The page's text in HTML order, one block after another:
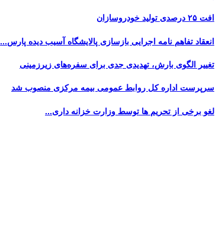
افت ۲۵ درصدی تولید خودروسازان
انعقاد تفاهم نامه اجرایی بازسازی پالایشگاه آسیب دیده پارس...
تغییر الگوی بارش، تهدیدی جدی برای سفره‌های زیرزمینی
سرپرست اداره کل روابط عمومی بیمه مرکزی منصوب شد
لغو برخی از تحریم ها توسط وزارت خزانه داری...